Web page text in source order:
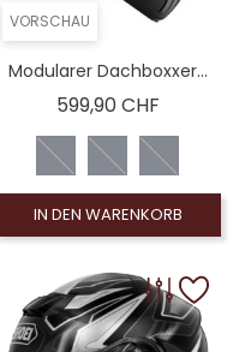
VORSCHAU
Modularer Dachboxxer...
599,90 CHFPreis
IN DEN WARENKORB